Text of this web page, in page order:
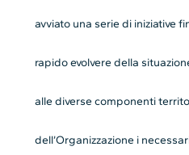
avviato una serie di iniziative
rapido evolvere della
alle diverse componenti
dell’Organizzazione i